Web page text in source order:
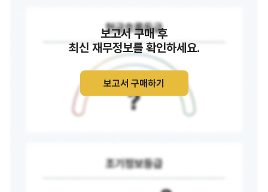
보고서 구매 후
최신 재무정보를 확인하세요.
보고서 구매하기